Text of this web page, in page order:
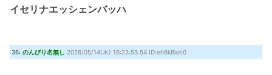
イセリナエッシェンバッハ
36: のんびり名無し 2026/05/14(木) 16:22:53.54 ID:eh6k8lah0